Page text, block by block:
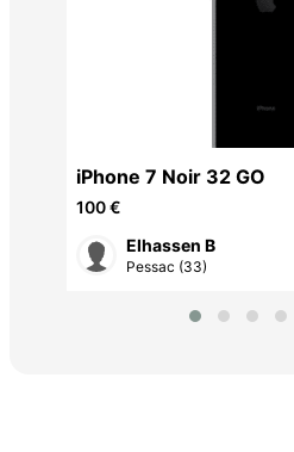
iPhone 7 Noir 32 GO
100 €
Elhassen B
Pessac (33)